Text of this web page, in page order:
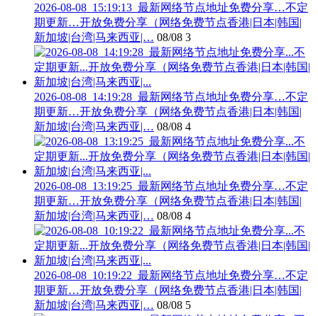
2026-08-08_15:19:13_最新网络节点地址免费分享…不定
期更新…开放免费分享（网络免费节点香港|日本|韩国|
新加坡|台湾|马来西亚|… 08/08 3
2026-08-08_14:19:28_最新网络节点地址免费分享…不定
期更新…开放免费分享（网络免费节点香港|日本|韩国|
新加坡|台湾|马来西亚|… 08/08 4
2026-08-08_13:19:25_最新网络节点地址免费分享…不定
期更新…开放免费分享（网络免费节点香港|日本|韩国|
新加坡|台湾|马来西亚|… 08/08 4
2026-08-08_10:19:22_最新网络节点地址免费分享…不定
期更新…开放免费分享（网络免费节点香港|日本|韩国|
新加坡|台湾|马来西亚|… 08/08 5